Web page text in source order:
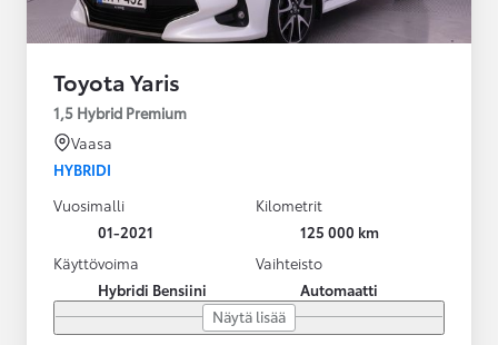
Toyota Yaris
1,5 Hybrid Premium
Vaasa
HYBRIDI
Vuosimalli
01-2021
Kilometrit
125 000 km
Käyttövoima
Hybridi Bensiini
Vaihteisto
Automaatti
Näytä lisää